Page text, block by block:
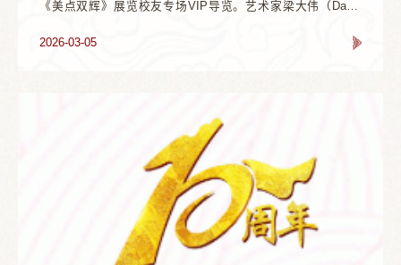
《美点双辉》展览校友专场VIP导览。艺术家梁大伟（David
如何将香港经典“饮茶”文化巧妙融入摄影与错觉艺术。竹蒸笼中
2026-03-05